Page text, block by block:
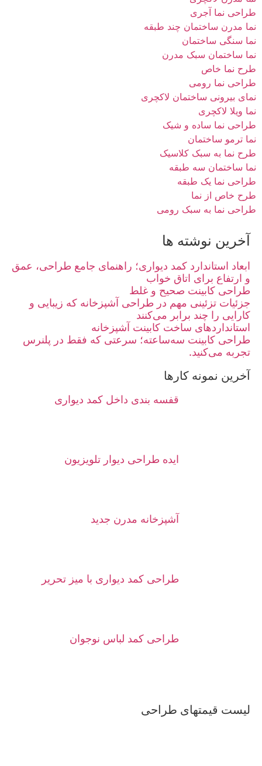
طراحی نما آجری
نما مدرن ساختمان چند طبقه
نما سنگی ساختمان
نما ساختمان سبک مدرن
طرح نما خاص
طراحی نما رومی
نمای بیرونی ساختمان لاکچری
نما ویلا لاکچری
طراحی نما ساده و شیک
نما ترمو ساختمان
طرح نما به سبک کلاسیک
نما ساختمان سه طبقه
طراحی نما یک طبقه
طرح خاص از نما
طراحی نما به سبک رومی
آخرین نوشته ها
ابعاد استاندارد کمد دیواری؛ راهنمای جامع طراحی، عمق
و ارتفاع برای اتاق خواب
طراحی کابینت صحیح و غلط
جزئیات تزئینی مهم در طراحی آشپزخانه که زیبایی و
کارایی را چند برابر می‌کنند
استانداردهای ساخت کابینت آشپزخانه
طراحی کابینت سه‌ساعته؛ سرعتی که فقط در پلنرس
تجربه می‌کنید.
آخرین نمونه کارها
قفسه بندی داخل کمد دیواری
ایده طراحی دیوار تلویزیون
آشپزخانه مدرن جدید
طراحی کمد دیواری با میز تحریر
طراحی کمد لباس نوجوان
لیست قیمتهای طراحی